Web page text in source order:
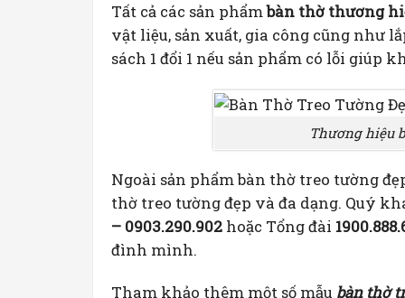
Tất cả các sản phẩmbàn thờ thương
vật liệu, sản xuất, gia công cũng như
sách 1 đổi 1 nếu sản phẩm có lỗi
Thương hiệu
Ngoài sản phẩm bàn thờ treo tường
thờ treo tường đẹp và đa dạng. Quý
– 0903.290.902 hoặc Tổng đài
đình mình.
Tham khảo thêm một số mẫu bàn thờ